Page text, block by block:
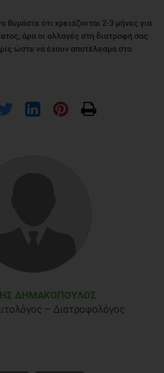
θυμάστε ότι χρειάζονται 2-3 μήνες για
άρα οι αλλαγές στη διατροφή σας
ώστε να έχουν αποτέλεσμα στο
ΔΗΜΑΚΌΠΟΥΛΟΣ
– Διατροφολόγος